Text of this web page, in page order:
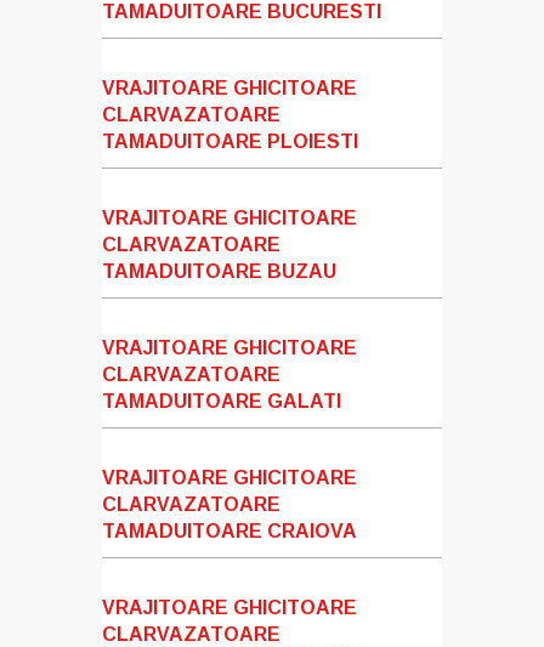
TAMADUITOARE BUCURESTI
VRAJITOARE GHICITOARE
CLARVAZATOARE
TAMADUITOARE PLOIESTI
VRAJITOARE GHICITOARE
CLARVAZATOARE
TAMADUITOARE BUZAU
VRAJITOARE GHICITOARE
CLARVAZATOARE
TAMADUITOARE GALATI
VRAJITOARE GHICITOARE
CLARVAZATOARE
TAMADUITOARE CRAIOVA
VRAJITOARE GHICITOARE
CLARVAZATOARE